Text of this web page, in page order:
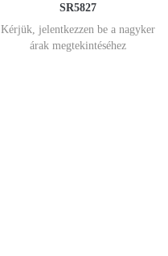
SR5827
Kérjük, jelentkezzen be a nagyker
árak megtekintéséhez